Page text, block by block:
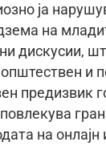
ја
на
дискусии,
и
предизвик
на